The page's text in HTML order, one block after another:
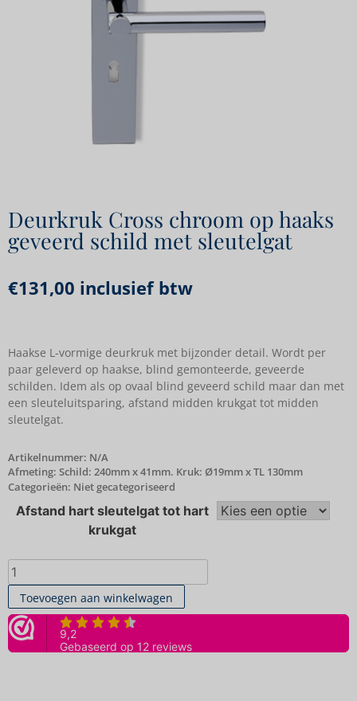
Deurkruk Cross chroom op haaks
geveerd schild met sleutelgat
€131,00 inclusief btw
Haakse L-vormige deurkruk met bijzonder detail. Wordt per
paar geleverd op haakse, blind gemonteerde, geveerde
schilden. Idem als op ovaal blind geveerd schild maar dan met
een sleuteluitsparing, afstand midden krukgat tot midden
sleutelgat.
Artikelnummer: N/A
Afmeting: Schild: 240mm x 41mm. Kruk: Ø19mm x TL 130mm
Categorieën: Niet gecategoriseerd
Afstand hart sleutelgat tot hart
krukgat
Toevoegen aan winkelwagen